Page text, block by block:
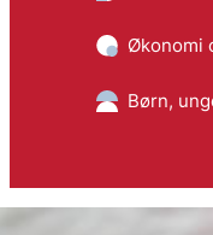
Økonomi
Børn,